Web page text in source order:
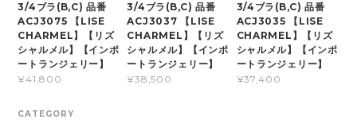
3/4ブラ(B,C) 品番
ACJ3075 【LISE
CHARMEL】【リズ
シャルメル】【インポ
ートランジェリー】
¥41,800
3/4ブラ(B,C) 品番
ACJ3037 【LISE
CHARMEL】【リズ
シャルメル】【インポ
ートランジェリー】
¥38,500
3/4ブラ(B,C) 品番
ACJ3035 【LISE
CHARMEL】【リズ
シャルメル】【インポ
ートランジェリー】
¥37,400
CATEGORY